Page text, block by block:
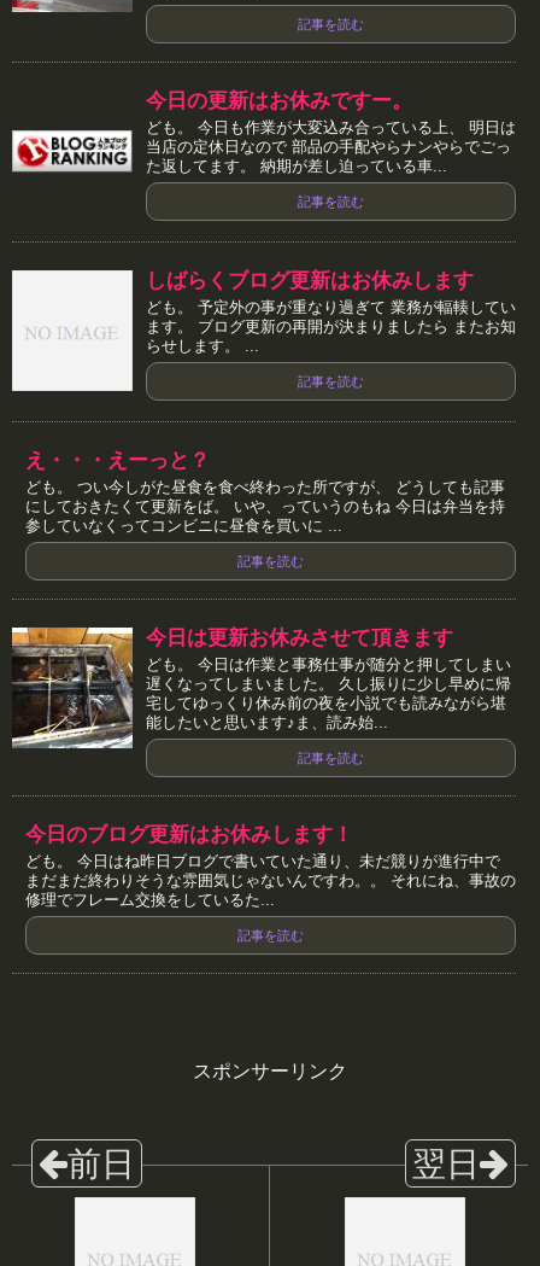
記事を読む
今日の更新はお休みですー。
ども。 今日も作業が大変込み合っている上、 明日は
当店の定休日なので 部品の手配やらナンやらでごっ
た返してます。 納期が差し迫っている車...
記事を読む
しばらくブログ更新はお休みします
ども。 予定外の事が重なり過ぎて 業務が輻輳してい
ます。 ブログ更新の再開が決まりましたら またお知
らせします。 ...
記事を読む
え・・・えーっと？
ども。 つい今しがた昼食を食べ終わった所ですが、 どうしても記事
にしておきたくて更新をば。 いや、っていうのもね 今日は弁当を持
参していなくってコンビニに昼食を買いに ...
記事を読む
今日は更新お休みさせて頂きます
ども。 今日は作業と事務仕事が随分と押してしまい
遅くなってしまいました。 久し振りに少し早めに帰
宅してゆっくり休み前の夜を小説でも読みながら堪
能したいと思います♪ま、読み始...
記事を読む
今日のブログ更新はお休みします！
ども。 今日はね昨日ブログで書いていた通り、未だ競りが進行中で
まだまだ終わりそうな雰囲気じゃないんですわ。。 それにね、事故の
修理でフレーム交換をしているた...
記事を読む
スポンサーリンク